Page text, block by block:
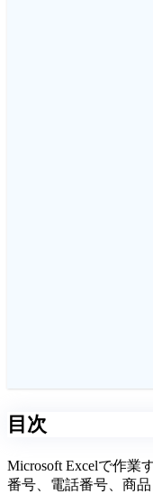
目次
Microsoft Excelで作業
番号、電話番号、商